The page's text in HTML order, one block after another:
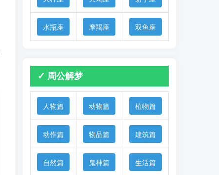
水瓶座 摩羯座 双鱼座
✓ 周公解梦
人物篇 动物篇 植物篇
动作篇 物品篇 建筑篇
自然篇 鬼神篇 生活篇